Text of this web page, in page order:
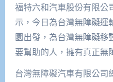
福特六和汽車股份有限公
示，今日為台灣無障礙運
園出發，為台灣無障礙移
要幫助的人，擁有真正無
台灣無障礙汽車有限公